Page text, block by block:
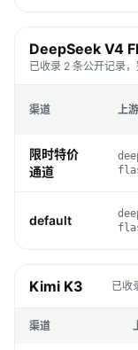
DeepSeek V4
已收录 2 条公开记录
渠道 上
限时特价
通道
default
Kimi K3 已收
渠道